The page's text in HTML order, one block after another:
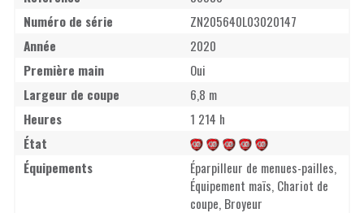
Numéro de série
ZN205640L03020147
Année
2020
Première main
Oui
Largeur de coupe
6,8 m
Heures
1 214 h
État
Équipements
Éparpilleur de menues-pailles,
Équipement maïs, Chariot de
coupe, Broyeur